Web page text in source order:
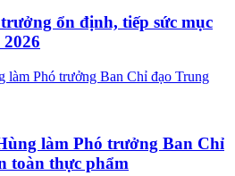
ổn định, tiếp sức mục
làm Phó trưởng Ban Chỉ
toàn thực phẩm